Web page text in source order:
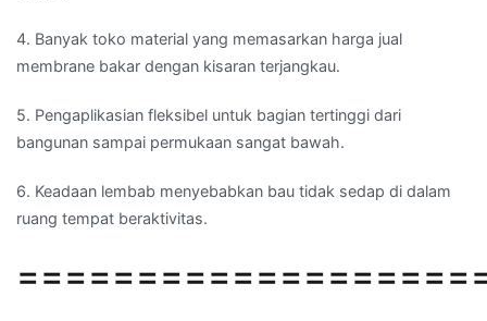
4. Banyak toko material yang memasarkan harga jual
membrane bakar dengan kisaran terjangkau.
5. Pengaplikasian fleksibel untuk bagian tertinggi dari
bangunan sampai permukaan sangat bawah.
6. Keadaan lembab menyebabkan bau tidak sedap di dalam
ruang tempat beraktivitas.